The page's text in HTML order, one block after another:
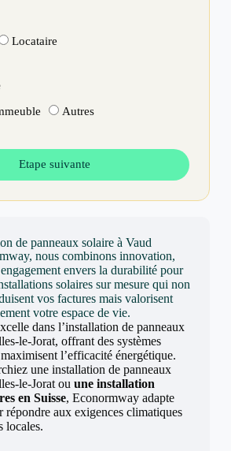
Locataire
Autres
Etape suivante
de panneaux solaire à Vaud
nous combinons innovation,
envers la durabilité pour
solaires sur mesure qui non
vos factures mais valorisent
votre espace de vie.
dans l’installation de panneaux
le-Jorat, offrant des systèmes
l’efficacité énergétique.
une installation de panneaux
le-Jorat ou une installation
en Suisse, Econormway adapte
répondre aux exigences climatiques
locales.